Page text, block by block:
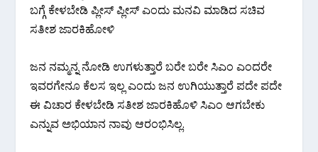
ಬಗ್ಗೆ ಕೇಳಬೇಡಿ ಪ್ಲೀಸ್ ಪ್ಲೀಸ್ ಎಂದು ಮನವಿ ಮಾಡಿದ ಸಚಿವ
ಸತೀಶ ಜಾರಕಿಹೋಳಿ
ಜನ ನಮ್ಮನ್ನ ನೋಡಿ ಉಗಳುತ್ತಾರೆ ಬರೇ ಬರೇ ಸಿಎಂ ಎಂದರೇ
ಇವರಗೇನೂ ಕೆಲಸ ಇಲ್ಲ ಎಂದು ಜನ ಉಗಿಯುತ್ತಾರೆ ಪದೇ ಪದೇ
ಈ ವಿಚಾರ ಕೇಳಬೇಡಿ ಸತೀಶ ಜಾರಕಿಹೊಳಿ ಸಿಎಂ ಆಗಬೇಕು
ಎನ್ನುವ ಅಭಿಯಾನ ನಾವು ಆರಂಭಿಸಿಲ್ಲ.